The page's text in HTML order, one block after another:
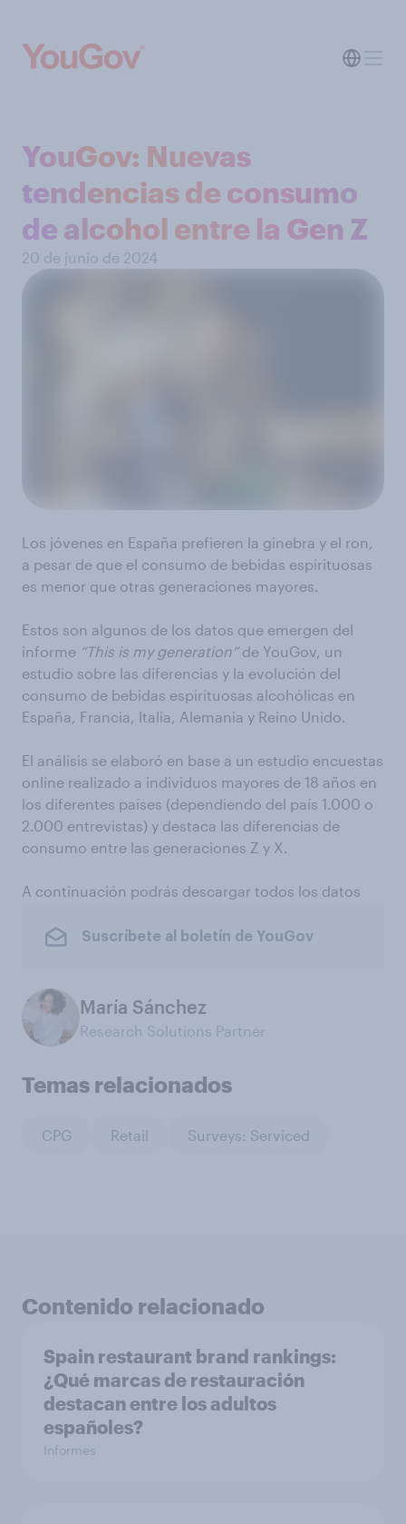
YouGov: Nuevas
tendencias de consumo
de alcohol entre la Gen Z
20 de junio de 2024
Los jóvenes en España prefieren la ginebra y el ron,
a pesar de que el consumo de bebidas espirituosas
es menor que otras generaciones mayores.
Estos son algunos de los datos que emergen del
informe “This is my generation”de YouGov, un
estudio sobre las diferencias y la evolución del
consumo de bebidas espirituosas alcohólicas en
España, Francia, Italia, Alemania y Reino Unido.
El análisis se elaboró en base a un estudio encuestas
online realizado a individuos mayores de 18 años en
los diferentes países (dependiendo del país 1.000 o
2.000 entrevistas) y destaca las diferencias de
consumo entre las generaciones Z y X.
A continuación podrás descargar todos los datos
Suscríbete al boletín de YouGov
María Sánchez
Research Solutions Partner
Temas relacionados
CPG Retail Surveys: Serviced
Contenido relacionado
Spain restaurant ​brand rankings​:
¿Qué marcas de restauración
destacan entre los adultos
españoles?
Informes